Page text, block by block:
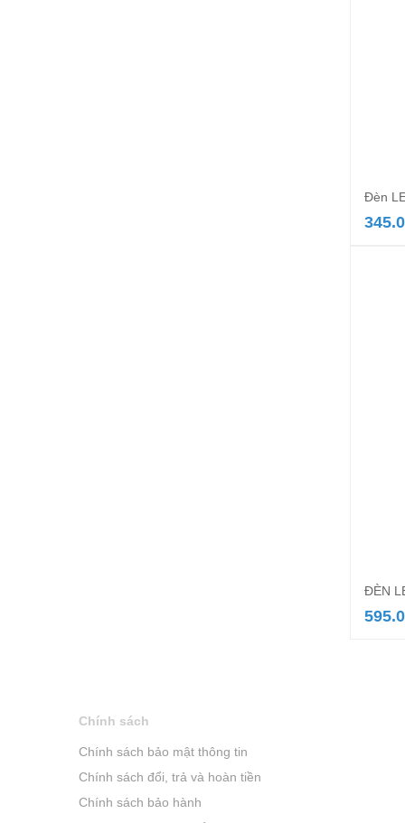
Đèn
ĐÈN
Chính sách
Chính sách bảo mật thông tin
Chính sách đổi, trả và hoàn tiền
Chính sách bảo hành